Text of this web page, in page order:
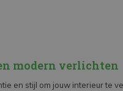
modern verlichten
en stijl om jouw interieur te